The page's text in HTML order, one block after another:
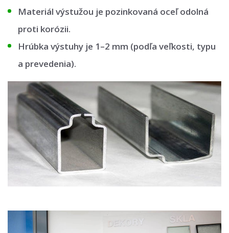
Materiál výstužou je pozinkovaná oceľ odolná
proti korózii.
Hrúbka výstuhy je 1–2 mm (podľa veľkosti, typu
a prevedenia).